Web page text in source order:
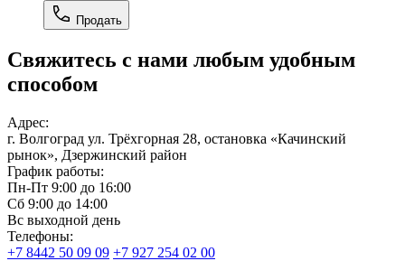
Продать
Свяжитесь с нами любым удобным
способом
Адрес:
г. Волгоград ул. Трёхгорная 28, остановка «Качинский
рынок», Дзержинский район
График работы:
Пн-Пт 9:00 до 16:00
Сб 9:00 до 14:00
Вс выходной день
Телефоны:
+7 8442 50 09 09 +7 927 254 02 00